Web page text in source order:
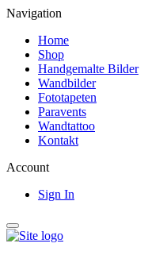
Navigation
Home
Shop
Handgemalte Bilder
Wandbilder
Fototapeten
Paravents
Wandtattoo
Kontakt
Account
Sign In